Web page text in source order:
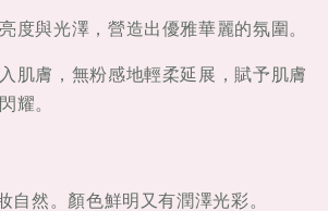
4.8g
度與光澤，營造出優雅華麗的氛圍。
肌膚，無粉感地輕柔延展，賦予肌膚
耀。
自然。顏色鮮明又有潤澤光彩。